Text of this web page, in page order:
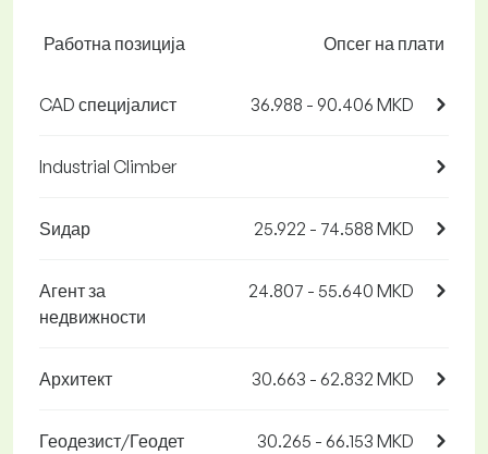
Работна позиција Опсег на плати
CAD специјалист 36.988 - 90.406 MKD
Industrial Climber
Ѕидар 25.922 - 74.588 MKD
Агент за
недвижности
24.807 - 55.640 MKD
Архитект 30.663 - 62.832 MKD
Геодезист/Геодет 30.265 - 66.153 MKD